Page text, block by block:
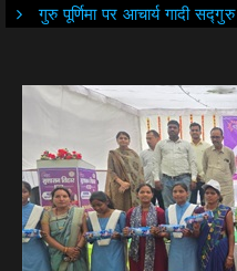
गुरु पूर्णिमा पर आचार्य गादी